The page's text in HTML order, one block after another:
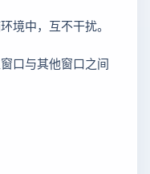
境中，互不干扰。
口与其他窗口之间